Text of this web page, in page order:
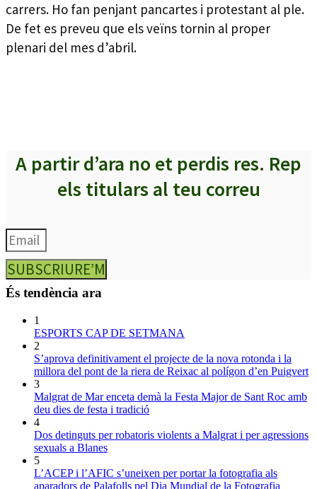
carrers. Ho fan penjant pancartes i protestant al ple.
De fet es preveu que els veïns tornin al proper
plenari del mes d’abril.
A partir d’ara no et perdis res. Rep
els titulars al teu correu
SUBSCRIURE’M
És tendència ara
1
ESPORTS CAP DE SETMANA
2
S’aprova definitivament el projecte de la nova rotonda i la
millora del pont de la riera de Reixac al polígon d’en Puigvert
3
Malgrat de Mar enceta demà la Festa Major de Sant Roc amb
deu dies de festa i tradició
4
Dos detinguts per robatoris violents a Malgrat i per agressions
sexuals a Blanes
5
L’ACEP i l’AFIC s’uneixen per portar la fotografia als
aparadors de Palafolls pel Dia Mundial de la Fotografia